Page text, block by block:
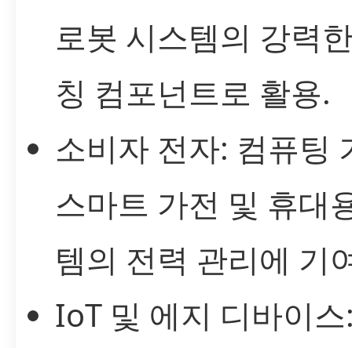
로봇 시스템의 강력
칭 컴포넌트로 활용.
소비자 전자: 컴퓨팅
스마트 가전 및 휴대
템의 전력 관리에 기
IoT 및 에지 디바이